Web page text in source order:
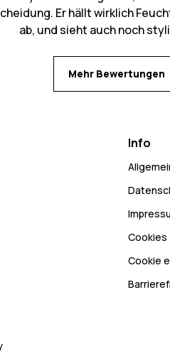
Er hällt wirklich
ab, und sieht auch noch
Mehr Bewertungen
Info
Cookies
Cookie